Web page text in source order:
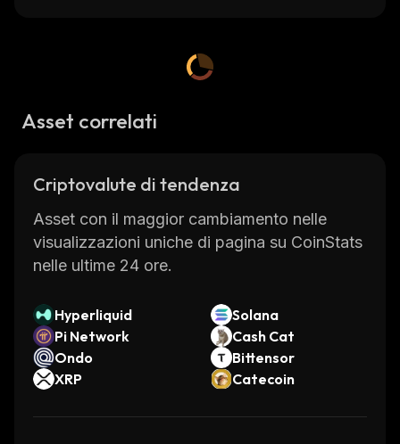
Asset correlati
Criptovalute di tendenza
Asset con il maggior cambiamento nelle
visualizzazioni uniche di pagina su CoinStats
nelle ultime 24 ore.
Hyperliquid
Solana
Pi Network
Cash Cat
Ondo
Bittensor
XRP
Catecoin